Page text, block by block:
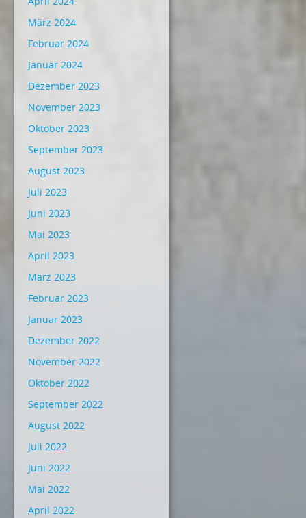
März 2024
Februar 2024
Januar 2024
Dezember 2023
November 2023
Oktober 2023
September 2023
August 2023
Juli 2023
Juni 2023
Mai 2023
April 2023
März 2023
Februar 2023
Januar 2023
Dezember 2022
November 2022
Oktober 2022
September 2022
August 2022
Juli 2022
Juni 2022
Mai 2022
April 2022